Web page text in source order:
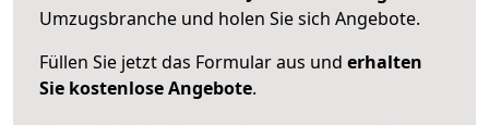
Umzugsbranche und holen Sie sich Angebote.
Füllen Sie jetzt das Formular aus und erhalten
Sie kostenlose Angebote.